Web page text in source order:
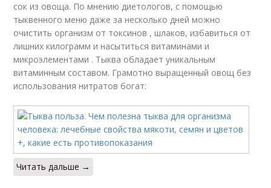
сок из овоща. По мнению диетологов, с помощью
тыквенного меню даже за несколько дней можно
очистить организм от токсинов , шлаков, избавиться от
лишних килограмм и насытиться витаминами и
микроэлементами . Тыква обладает уникальным
витаминным составом. Грамотно выращенный овощ без
использования нитратов богат:
Читать дальше →